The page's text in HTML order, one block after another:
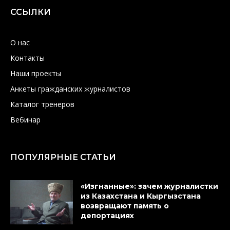
ССЫЛКИ
О нас
Контакты
Наши проекты
Анкеты гражданских журналистов
Каталог тренеров
Вебинар
ПОПУЛЯРНЫЕ СТАТЬИ
«Изгнанные»: зачем журналистки
из Казахстана и Кыргызстана
возвращают память о
депортациях